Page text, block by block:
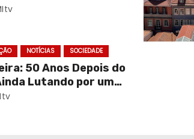
crianças doentes
NOTÍCIAS SOCIEDADE
50 Anos Depois do
Lutando por um